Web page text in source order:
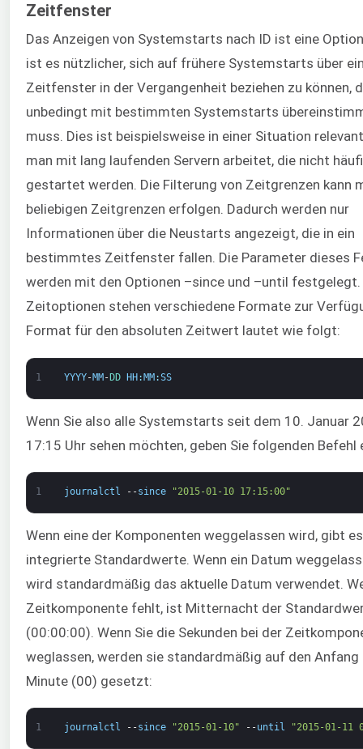
Zeitfenster
Das Anzeigen von Systemstarts nach ID ist eine
ist es nützlicher, sich auf frühere Systemstarts über
Zeitfenster in der Vergangenheit beziehen zu können,
unbedingt mit bestimmten Systemstarts
muss. Dies ist beispielsweise in einer Situation
man mit lang laufenden Servern arbeitet, die nicht
gestartet werden. Die Filterung von Zeitgrenzen kann
beliebigen Zeitgrenzen erfolgen. Dadurch werden nur
Informationen über die Neustarts angezeigt, die in ein
bestimmtes Zeitfenster fallen. Die Parameter dieses
werden mit den Optionen –since und –until festgelegt.
Zeitoptionen stehen verschiedene Formate zur
Format für den absoluten Zeitwert lautet wie folgt:
1 YYYY-MM-DD HH:MM:SS
Wenn Sie also alle Systemstarts seit dem 10. Januar
17:15 Uhr sehen möchten, geben Sie folgenden Befehl
1 journalctl --since "2015-01-10 17:15:00"
Wenn eine der Komponenten weggelassen wird, gibt es
integrierte Standardwerte. Wenn ein Datum
wird standardmäßig das aktuelle Datum verwendet.
Zeitkomponente fehlt, ist Mitternacht der
(00:00:00). Wenn Sie die Sekunden bei der
weglassen, werden sie standardmäßig auf den Anfang
Minute (00) gesetzt:
1 journalctl --since "2015-01-10" --until "2015-01-11